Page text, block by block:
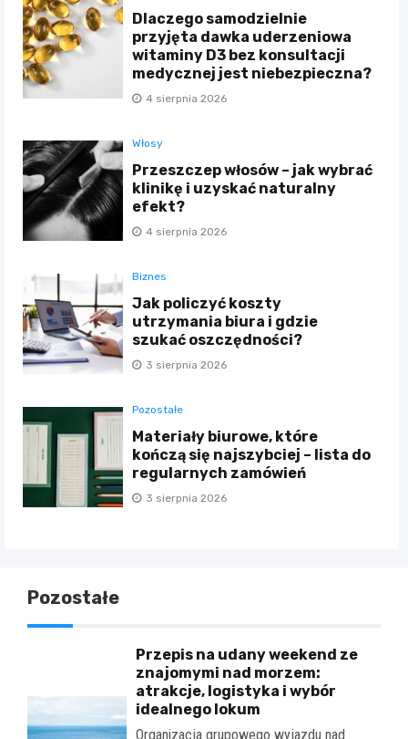
Dlaczego samodzielnie
przyjęta dawka uderzeniowa
witaminy D3 bez konsultacji
medycznej jest niebezpieczna?
4 sierpnia 2026
Włosy
Przeszczep włosów – jak wybrać
klinikę i uzyskać naturalny
efekt?
4 sierpnia 2026
Biznes
Jak policzyć koszty
utrzymania biura i gdzie
szukać oszczędności?
3 sierpnia 2026
Pozostałe
Materiały biurowe, które
kończą się najszybciej – lista do
regularnych zamówień
3 sierpnia 2026
Pozostałe
Przepis na udany weekend ze
znajomymi nad morzem:
atrakcje, logistyka i wybór
idealnego lokum
Organizacja grupowego wyjazdu nad